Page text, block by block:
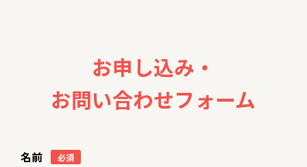
お申し込み・
お問い合わせフォーム
名前 必須